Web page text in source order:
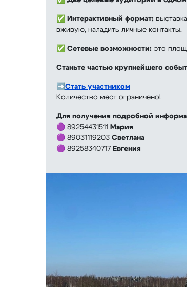
✅ Интерактивный формат:
вживую, наладить личные контакты.
✅ Сетевые возможности: это
Станьте частью крупнейшего
➡️ Стать участником
Количество мест ограничено!
Для получения подробной
🟣 89254431511 Мария
🟣 89031119203 Светлана
🟣 89258340717 Евгения